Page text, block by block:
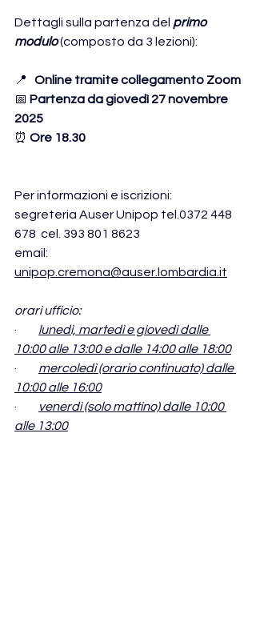
Dettagli sulla partenza del primo
modulo (composto da 3 lezioni):
📍
Online tramite collegamento Zoom
📅 Partenza da giovedì 27 novembre
2025
⏰ Ore 18.30
Per informazioni e iscrizioni:
segreteria Auser Unipop tel.0372 448
678  cel. 393 801 8623
email:
unipop.cremona@auser.lombardia.it
orari ufficio:
· lunedì, martedì e giovedì dalle
10:00 alle 13:00 e dalle 14:00 alle 18:00
· mercoledì (orario continuato) dalle
10:00 alle 16:00
·
venerdì (solo mattino) dalle 10:00
alle 13:00